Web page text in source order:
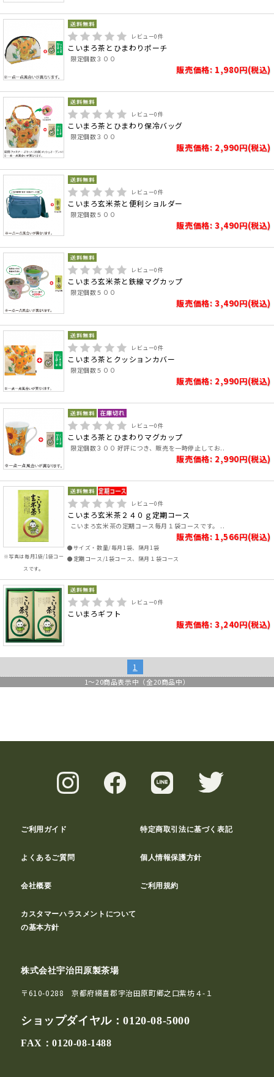
レビュー0件
こいまろ茶とひまわりポーチ
限定個数３００
販売価格: 1,980円(税込)
レビュー0件
こいまろ茶とひまわり保冷バッグ
限定個数３００
販売価格: 2,990円(税込)
レビュー0件
こいまろ玄米茶と便利ショルダー
限定個数５００
販売価格: 3,490円(税込)
レビュー0件
こいまろ玄米茶と鉄線マグカップ
限定個数５００
販売価格: 3,490円(税込)
レビュー0件
こいまろ茶とクッションカバー
限定個数５００
販売価格: 2,990円(税込)
レビュー0件
こいまろ茶とひまわりマグカップ
限定個数３００ 好評につき、販売を一時停止してお..
販売価格: 2,990円(税込)
※写真は毎月1袋/1袋コー
スです。
レビュー0件
こいまろ玄米茶２４０ｇ定期コース
こいまろ玄米茶の定期コース毎月１袋コースです。 ..
販売価格: 1,566円(税込)
●サイズ・数量/毎月1袋、隔月1袋
●定期コース/1袋コース、隔月１袋コース
レビュー0件
こいまろギフト
販売価格: 3,240円(税込)
1
1～20商品表示中（全20商品中）
ご利用ガイド 特定商取引法に基づく表記
よくあるご質問 個人情報保護方針
会社概要 ご利用規約
カスタマーハラスメントについて
の基本方針
株式会社宇治田原製茶場
〒610-0288 京都府綴喜郡宇治田原町郷之口紫坊４-１
ショップダイヤル：0120-08-5000
FAX：0120-08-1488